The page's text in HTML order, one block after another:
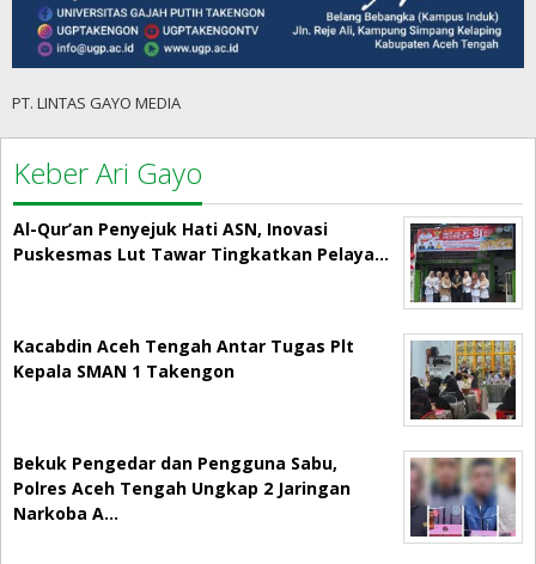
PT. LINTAS GAYO MEDIA
Keber Ari Gayo
Al-Qur’an Penyejuk Hati ASN, Inovasi
Puskesmas Lut Tawar Tingkatkan Pelaya…
Kacabdin Aceh Tengah Antar Tugas Plt
Kepala SMAN 1 Takengon
Bekuk Pengedar dan Pengguna Sabu,
Polres Aceh Tengah Ungkap 2 Jaringan
Narkoba A…